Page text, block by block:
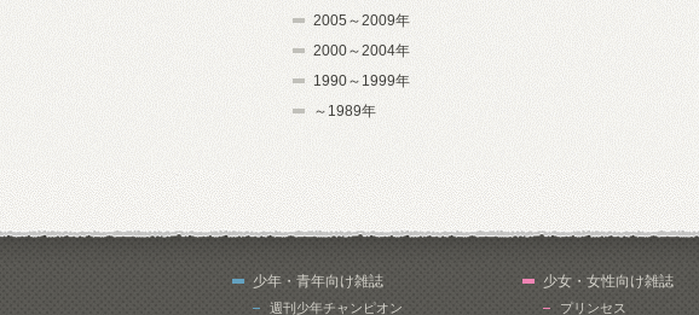
2005～2009年
2000～2004年
1990～1999年
～1989年
少年・青年向け雑誌
週刊少年チャンピオン
少女・女性向け雑誌
プリンセス